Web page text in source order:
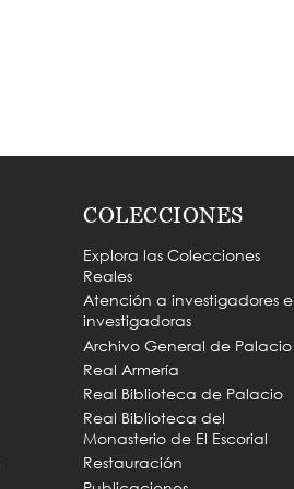
COLECCIONES
Explora las Colecciones
Reales
Atención a investigadores e
investigadoras
Archivo General de Palacio
Real Armería
Real Biblioteca de Palacio
Real Biblioteca del
Monasterio de El Escorial
Restauración